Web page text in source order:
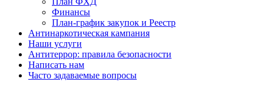
Финансы
План-график закупок и Реестр
Антинаркотическая кампания
Наши услуги
Антитеррор: правила безопасности
Написать нам
Часто задаваемые вопросы